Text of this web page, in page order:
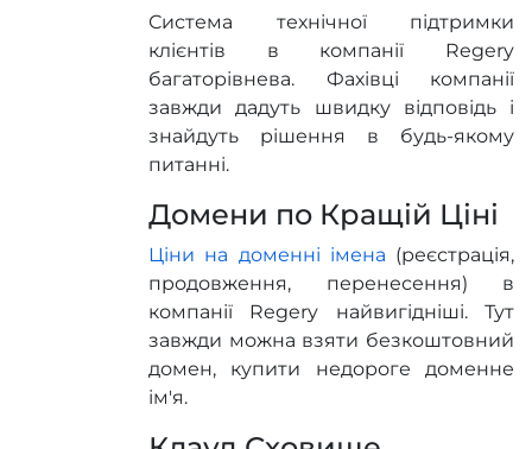
Система технічної підтримки
клієнтів в компанії Regery
багаторівнева. Фахівці компанії
завжди дадуть швидку відповідь і
знайдуть рішення в будь-якому
питанні.
Домени по Кращій Ціні
Ціни на доменні імена (реєстрація,
продовження, перенесення) в
компанії Regery найвигідніші. Тут
завжди можна взяти безкоштовний
домен, купити недороге доменне
ім'я.